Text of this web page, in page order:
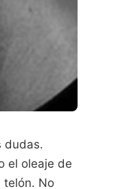
dudas.
el oleaje de
telón. No